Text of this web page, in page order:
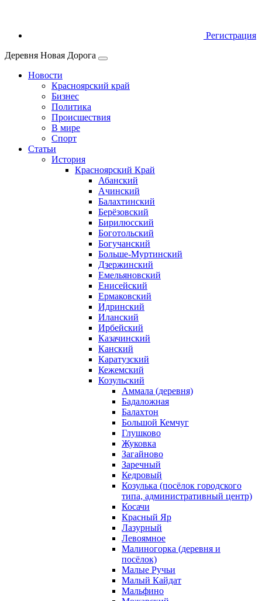
Регистрация
Деревня Новая Дорога
Новости
Красноярский край
Бизнес
Политика
Происшествия
В мире
Спорт
Статьи
История
Красноярский Край
Абанский
Ачинский
Балахтинский
Берёзовский
Бирилюсский
Боготольский
Богучанский
Больше‑Муртинский
Дзержинский
Емельяновский
Енисейский
Ермаковский
Идринский
Иланский
Ирбейский
Казачинский
Канский
Каратузский
Кежемский
Козульский
Аммала (деревня)
Бадаложная
Балахтон
Большой Кемчуг
Глушково
Жуковка
Загайново
Заречный
Кедровый
Козулька (посёлок городского
типа, административный центр)
Косачи
Красный Яр
Лазурный
Левоямное
Малиногорка (деревня и
посёлок)
Малые Ручьи
Малый Кайдат
Мальфино